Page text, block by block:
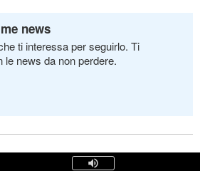
news
ti interessa per seguirlo. Ti
le news da non perdere.